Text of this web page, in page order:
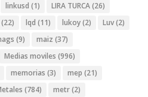
linkusd (1) LIRA TURCA(26)
(22) lqd (11) lukoy(2) Luv(2)
(9) maiz (37)
Medias moviles (996)
memorias (3) mep (21)
(784) metr(2)